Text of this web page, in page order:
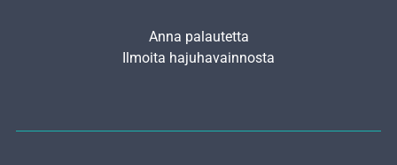
Anna palautetta
Ilmoita hajuhavainnosta